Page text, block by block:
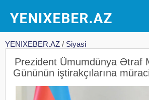
YENIXEBER.AZ / Siyasi
Prezident Ümumdünya Ətraf
Gününün iştirakçılarına